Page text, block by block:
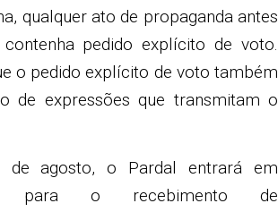
qualquer ato de propaganda antes
pedido explícito de voto.
o pedido explícito de voto também
de expressões que transmitam o
agosto, o Pardal entrará em
para o recebimento de